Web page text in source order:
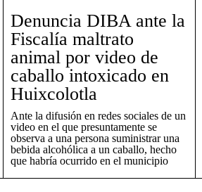
Denuncia DIBA ante la
Fiscalía maltrato
animal por video de
caballo intoxicado en
Huixcolotla
Ante la difusión en redes sociales de un
video en el que presuntamente se
observa a una persona suministrar una
bebida alcohólica a un caballo, hecho
que habría ocurrido en el municipio